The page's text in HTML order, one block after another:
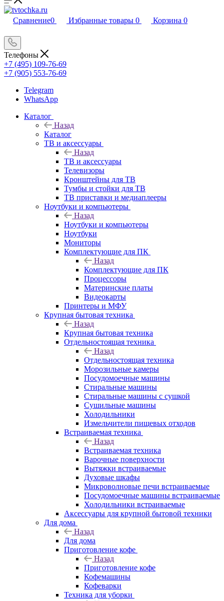
Сравнение0 Избранные товары 0 Корзина 0
Телефоны
+7 (495) 109-76-69
+7 (905) 553-76-69
Telegram
WhatsApp
Каталог
Назад
Каталог
ТВ и аксессуары
Назад
ТВ и аксессуары
Телевизоры
Кронштейны для ТВ
Тумбы и стойки для ТВ
ТВ приставки и медиаплееры
Ноутбуки и компьютеры
Назад
Ноутбуки и компьютеры
Ноутбуки
Мониторы
Комплектующие для ПК
Назад
Комплектующие для ПК
Процессоры
Материнские платы
Видеокарты
Принтеры и МФУ
Крупная бытовая техника
Назад
Крупная бытовая техника
Отдельностоящая техника
Назад
Отдельностоящая техника
Морозильные камеры
Посудомоечные машины
Стиральные машины
Стиральные машины с сушкой
Сушильные машины
Холодильники
Измельчители пищевых отходов
Встраиваемая техника
Назад
Встраиваемая техника
Варочные поверхности
Вытяжки встраиваемые
Духовые шкафы
Микроволновые печи встраиваемые
Посудомоечные машины встраиваемые
Холодильники встраиваемые
Аксессуары для крупной бытовой техники
Для дома
Назад
Для дома
Приготовление кофе
Назад
Приготовление кофе
Кофемашины
Кофеварки
Техника для уборки